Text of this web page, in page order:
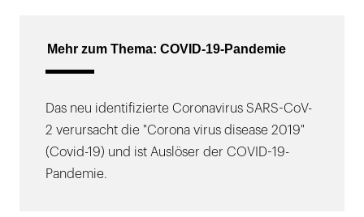
Mehr zum Thema: COVID-19-Pandemie
Das neu identifizierte Coronavirus SARS-CoV-
2 verursacht die "Corona virus disease 2019"
(Covid-19) und ist Auslöser der COVID-19-
Pandemie.